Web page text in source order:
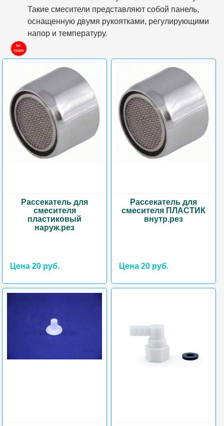
Такие смесители представляют собой панель,
оснащенную двумя рукоятками, регулирующими
напор и температуру.
Рассекатель для
смесителя
пластиковый
наруж.рез
Цена 20 руб.
Рассекатель для
смесителя ПЛАСТИК
внутр.рез
Цена 20 руб.